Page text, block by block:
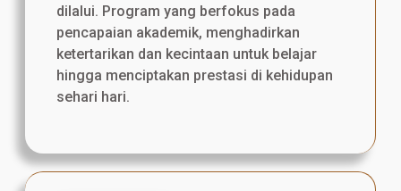
dilalui. Program yang berfokus pada
pencapaian akademik, menghadirkan
ketertarikan dan kecintaan untuk belajar
hingga menciptakan prestasi di kehidupan
sehari hari.